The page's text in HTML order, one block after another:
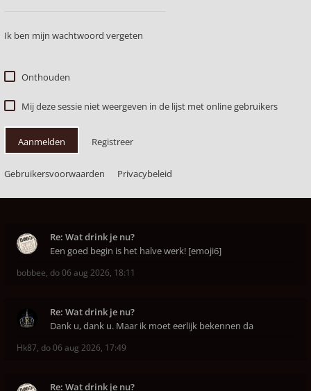
Ik ben mijn wachtwoord vergeten
Onthouden
Mij deze sessie niet weergeven in de lijst met online gebruikers
Aanmelden Registreer
Gebruikersvoorwaarden Privacybeleid
Re: Wat drink je nu?
Een goed begin is het halve werk! [emoji6]
bobbee, do 06 aug 2026, 18:11
Re: Wat drink je nu?
Dank u, dank u. Maar ik moet eerlijk bekennen da
Hk87, do 06 aug 2026, 17:49
Re: Wat drink je nu?